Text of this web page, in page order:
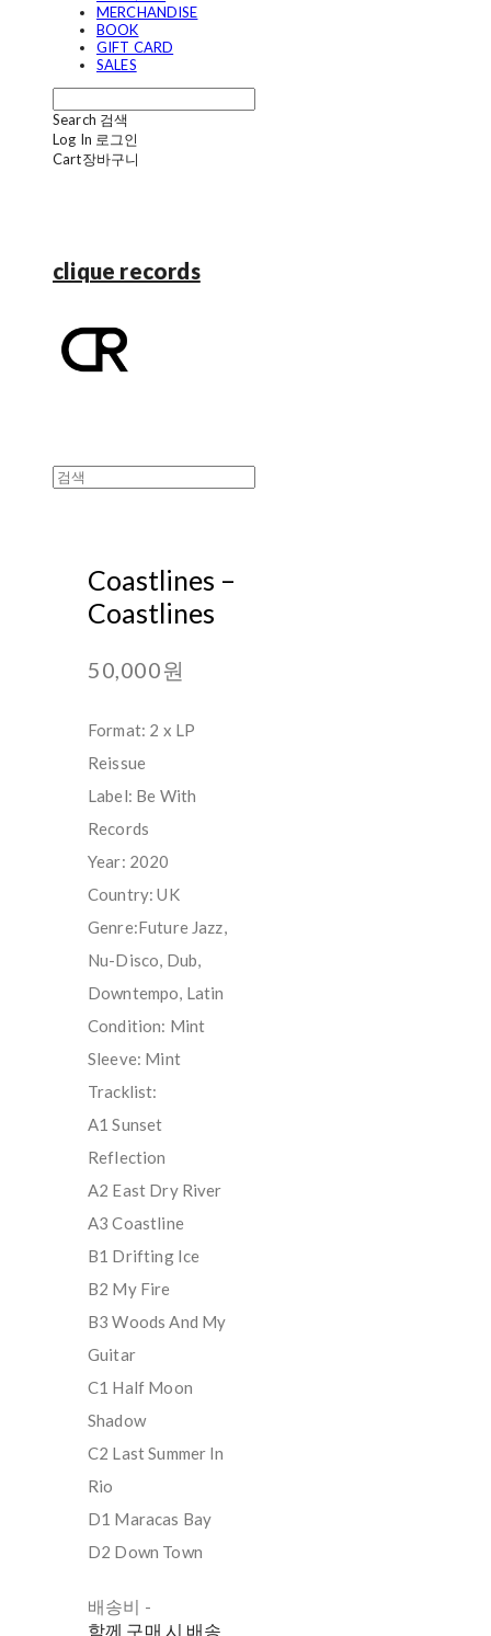
MERCHANDISE
BOOK
GIFT CARD
SALES
Search 검색
Log In 로그인
Cart장바구니
clique records
Coastlines ‎–
Coastlines
50,000원
Format: 2 x LP
Reissue
Label: Be With
Records
Year: 2020
Country: UK
Genre:Future Jazz,
Nu-Disco, Dub,
Downtempo, Latin
Condition: Mint
Sleeve: Mint
Tracklist:
A1 Sunset
Reflection
A2 East Dry River
A3 Coastline
B1 Drifting Ice
B2 My Fire
B3 Woods And My
Guitar
C1 Half Moon
Shadow
C2 Last Summer In
Rio
D1 Maracas Bay
D2 Down Town
배송비 -
함께 구매 시 배송